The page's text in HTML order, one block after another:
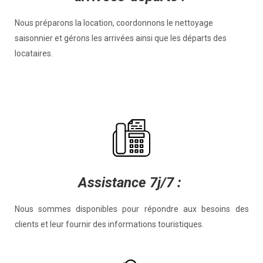
Nous préparons la location, coordonnons le nettoyage
saisonnier et gérons les arrivées ainsi que les départs des
locataires.
Assistance 7j/7 :
Nous sommes disponibles pour répondre aux besoins des
clients et leur fournir des informations touristiques.